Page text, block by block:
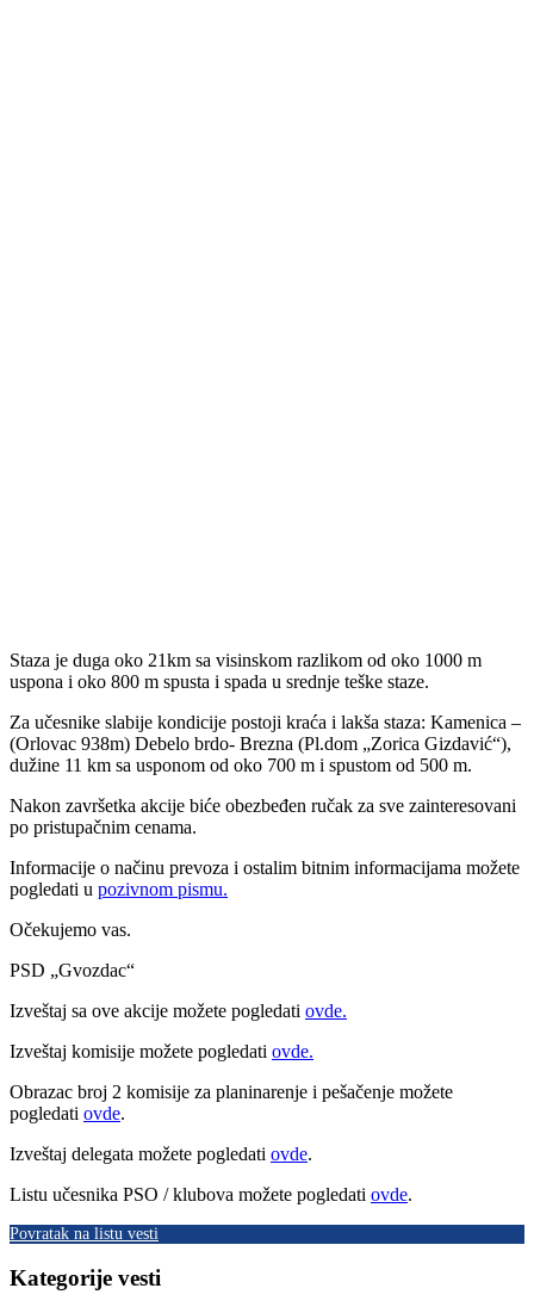
Staza je duga oko 21km sa visinskom razlikom od oko 1000 m
uspona i oko 800 m spusta i spada u srednje teške staze.
Za učesnike slabije kondicije postoji kraća i lakša staza: Kamenica –
(Orlovac 938m) Debelo brdo- Brezna (Pl.dom „Zorica Gizdavić“),
dužine 11 km sa usponom od oko 700 m i spustom od 500 m.
Nakon završetka akcije biće obezbeđen ručak za sve zainteresovani
po pristupačnim cenama.
Informacije o načinu prevoza i ostalim bitnim informacijama možete
pogledati u pozivnom pismu.
Očekujemo vas.
PSD „Gvozdac“
Izveštaj sa ove akcije možete pogledati ovde.
Izveštaj komisije možete pogledati ovde.
Obrazac broj 2 komisije za planinarenje i pešačenje možete
pogledati ovde.
Izveštaj delegata možete pogledati ovde.
Listu učesnika PSO / klubova možete pogledati ovde.
Povratak na listu vesti
Kategorije vesti